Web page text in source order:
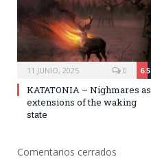
11 JUNIO, 2025 6.5
0
KATATONIA – Nighmares as
extensions of the waking
state
Comentarios cerrados